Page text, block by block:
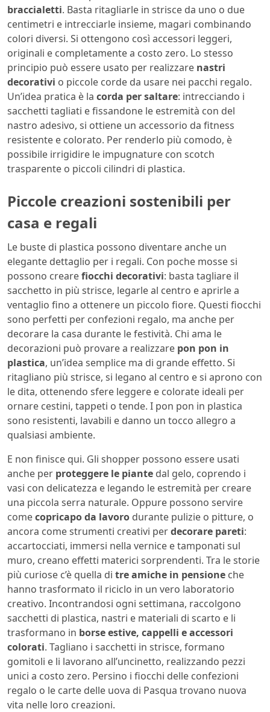
braccialetti. Basta ritagliarle in strisce da uno o due
centimetri e intrecciarle insieme, magari combinando
colori diversi. Si ottengono così accessori leggeri,
originali e completamente a costo zero. Lo stesso
principio può essere usato per realizzare nastri
decorativi o piccole corde da usare nei pacchi regalo.
Un’idea pratica è la corda per saltare: intrecciando i
sacchetti tagliati e fissandone le estremità con del
nastro adesivo, si ottiene un accessorio da fitness
resistente e colorato. Per renderlo più comodo, è
possibile irrigidire le impugnature con scotch
trasparente o piccoli cilindri di plastica.
Piccole creazioni sostenibili per
casa e regali
Le buste di plastica possono diventare anche un
elegante dettaglio per i regali. Con poche mosse si
possono crearefiocchi decorativi: basta tagliare il
sacchetto in più strisce, legarle al centro e aprirle a
ventaglio fino a ottenere un piccolo fiore. Questi fiocchi
sono perfetti per confezioni regalo, ma anche per
decorare la casa durante le festività. Chi ama le
decorazioni può provare a realizzare pon pon in
plastica, un’idea semplice ma di grande effetto. Si
ritagliano più strisce, si legano al centro e si aprono con
le dita, ottenendo sfere leggere e colorate ideali per
ornare cestini, tappeti o tende. I pon pon in plastica
sono resistenti, lavabili e danno un tocco allegro a
qualsiasi ambiente.
E non finisce qui. Gli shopper possono essere usati
anche per proteggere le piante dal gelo, coprendo i
vasi con delicatezza e legando le estremità per creare
una piccola serra naturale. Oppure possono servire
comecopricapo da lavoro durante pulizie o pitture, o
ancora come strumenti creativi perdecorare pareti:
accartocciati, immersi nella vernice e tamponati sul
muro, creano effetti materici sorprendenti. Tra le storie
più curiose c’è quella di tre amiche in pensione che
hanno trasformato il riciclo in un vero laboratorio
creativo. Incontrandosi ogni settimana, raccolgono
sacchetti di plastica, nastri e materiali di scarto e li
trasformano in borse estive, cappelli e accessori
colorati. Tagliano i sacchetti in strisce, formano
gomitoli e li lavorano all’uncinetto, realizzando pezzi
unici a costo zero. Persino i fiocchi delle confezioni
regalo o le carte delle uova di Pasqua trovano nuova
vita nelle loro creazioni.